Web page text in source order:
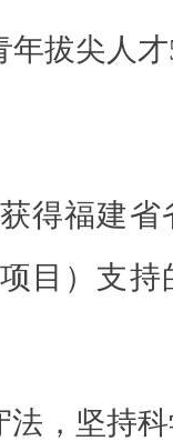
年拔尖人才
得福建
目）支持
法，坚持